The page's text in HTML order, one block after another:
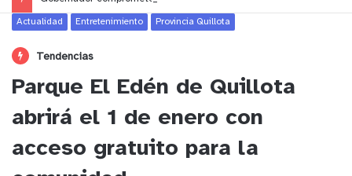
Actualidad Entretenimiento Provincia Quillota
Tendencias
Parque El Edén de Quillota
abrirá el 1 de enero con
acceso gratuito para la